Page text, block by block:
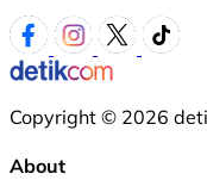
Copyright © 2026
About